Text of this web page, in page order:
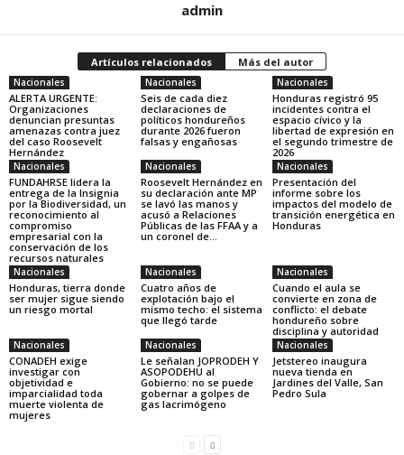
admin
Artículos relacionados Más del autor
Nacionales
ALERTA URGENTE:
Organizaciones
denuncian presuntas
amenazas contra juez
del caso Roosevelt
Hernández
Nacionales
Seis de cada diez
declaraciones de
políticos hondureños
durante 2026 fueron
falsas y engañosas
Nacionales
Honduras registró 95
incidentes contra el
espacio cívico y la
libertad de expresión en
el segundo trimestre de
2026
Nacionales
FUNDAHRSE lidera la
entrega de la Insignia
por la Biodiversidad, un
reconocimiento al
compromiso
empresarial con la
conservación de los
recursos naturales
Nacionales
Roosevelt Hernández en
su declaración ante MP
se lavó las manos y
acusó a Relaciones
Públicas de las FFAA y a
un coronel de...
Nacionales
Presentación del
informe sobre los
impactos del modelo de
transición energética en
Honduras
Nacionales
Honduras, tierra donde
ser mujer sigue siendo
un riesgo mortal
Nacionales
Cuatro años de
explotación bajo el
mismo techo: el sistema
que llegó tarde
Nacionales
Cuando el aula se
convierte en zona de
conflicto: el debate
hondureño sobre
disciplina y autoridad
Nacionales
CONADEH exige
investigar con
objetividad e
imparcialidad toda
muerte violenta de
mujeres
Nacionales
Le señalan JOPRODEH Y
ASOPODEHU al
Gobierno: no se puede
gobernar a golpes de
gas lacrimógeno
Nacionales
Jetstereo inaugura
nueva tienda en
Jardines del Valle, San
Pedro Sula